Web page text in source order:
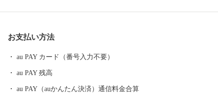
でもあります。肥沃な大地の恩恵を受け、豊かな農業地帯が生み
モノの魚介類。さらには、魅力的で質が高い肉を生産する畜産業
や素材力を存分に活かした加工品など島原には“美味しい”がいっ
お支払い方法
au PAY カード（番号入力不要）
au PAY 残高
au PAY（auかんたん決済）通信料金合算